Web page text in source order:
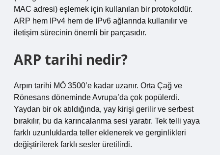
MAC adresi) eşlemek için kullanılan bir protokoldür.
ARP hem IPv4 hem de IPv6 ağlarında kullanılır ve
iletişim sürecinin önemli bir parçasıdır.
ARP tarihi nedir?
Arpın tarihi MÖ 3500’e kadar uzanır. Orta Çağ ve
Rönesans döneminde Avrupa’da çok popülerdi.
Yaydan bir ok atıldığında, yay kirişi gerilir ve serbest
bırakılır, bu da karıncalanma sesi yaratır. Tek telli yaya
farklı uzunluklarda teller eklenerek ve gerginlikleri
değiştirilerek farklı sesler üretilirdi.